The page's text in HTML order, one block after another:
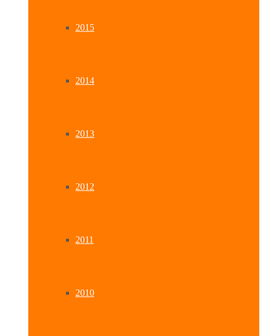
2015
2014
2013
2012
2011
2010